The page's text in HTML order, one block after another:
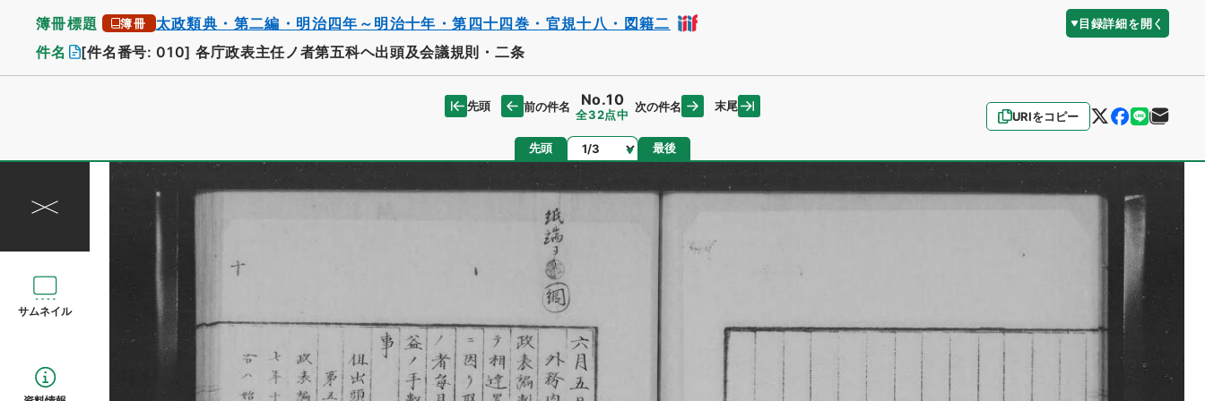
簿冊標題 簿冊 太政類典・第二編・明治四年～明治十年・第四十四巻・官規十八・図籍二 目録詳細を開く
件名 [件名番号: 010] 各庁政表主任ノ者第五科ヘ出頭及会議規則・二条
URIをコピー
先頭 前の件名 No.10
全32点中
次の件名 末尾
先頭 ページ 最後
サムネイル